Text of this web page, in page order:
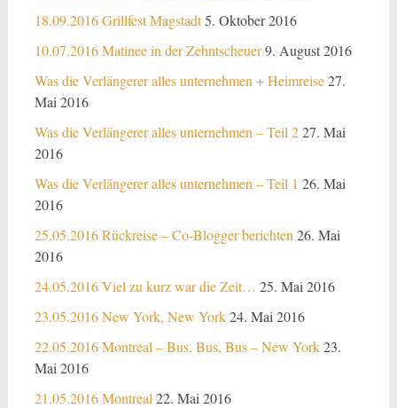
18.09.2016 Grillfest Magstadt5. Oktober 2016
10.07.2016 Matinee in der Zehntscheuer9. August 2016
Was die Verlängerer alles unternehmen + Heimreise27.
Mai 2016
Was die Verlängerer alles unternehmen – Teil 227. Mai
2016
Was die Verlängerer alles unternehmen – Teil 1 26. Mai
2016
25.05.2016 Rückreise – Co-Blogger berichten 26. Mai
2016
24.05.2016 Viel zu kurz war die Zeit… 25. Mai 2016
23.05.2016 New York, New York24. Mai 2016
22.05.2016 Montreal – Bus, Bus, Bus – New York23.
Mai 2016
21.05.2016 Montreal 22. Mai 2016